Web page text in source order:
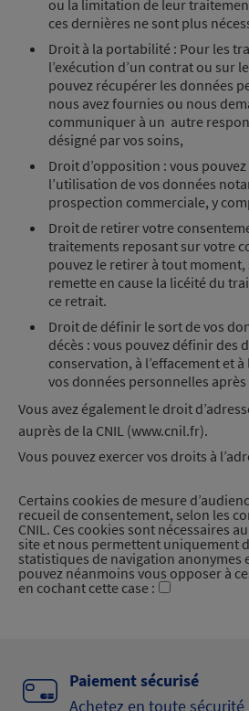
ou la limitation de leur
ces dernières ne sont plus
Droit à la portabilité : Pour les
l’exécution d’un contrat ou sur
pouvez récupérer les données
nous avez fournies ou nous
communiquer à un autre
désigné par vos soins,
Droit d’opposition : vous
l’utilisation de vos données
prospection commerciale, y
Droit de retirer votre
traitements reposant sur votre
pouvez le retirer à tout moment,
remette en cause la licéité du
ce retrait.
Droit de définir le sort de vos
décès : vous pouvez définir des
conservation, à l’effacement et
vos données personnelles après
Vous avez également le droit
auprès de la CNIL (www.cnil.fr).
Vous pouvez exercer vos droits à
Certains cookies de mesure
recueil de consentement, selon les
CNIL. Ces cookies sont nécessaires
site et nous permettent uniquement
statistiques de navigation anonymes
pouvez néanmoins vous opposer à
en cochant cette case :
Paiement sécurisé
Achetez en toute sécurité